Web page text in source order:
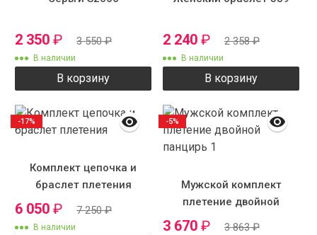
2 350 ₽ 3 550₽
В наличии
В корзину
2 240 ₽ 2 358₽
В наличии
В корзину
Комплект цепочка и
браслет плетения
"бисмарк" с крестиком
6 050 ₽ 7 250₽
В наличии
-17%
Мужской комплект
плетение двойной
панцирь 1
3 670 ₽ 3 863₽
-5%